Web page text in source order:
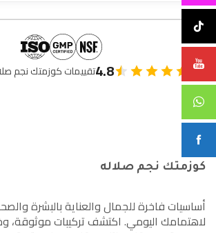
4.8تقييمات كوزمتك نجم
كوزمتك نجم صلاله
أساسيات فاخرة للجمال والعناية بالبشرة
لاهتمامك اليومي. اكتشف تركيبات موثوقة،